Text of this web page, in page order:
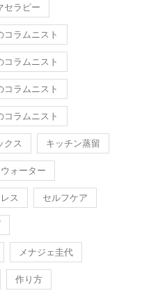
セラピー
コラムニスト
コラムニスト
コラムニスト
コラムニスト
クス キッチン蒸留
ォーター
ス セルフケア
メナジェ圭代
作り方